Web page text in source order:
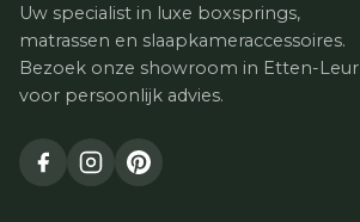
Uw specialist in luxe boxsprings,
matrassen en slaapkameraccessoires.
Bezoek onze showroom in Etten-Leur
voor persoonlijk advies.